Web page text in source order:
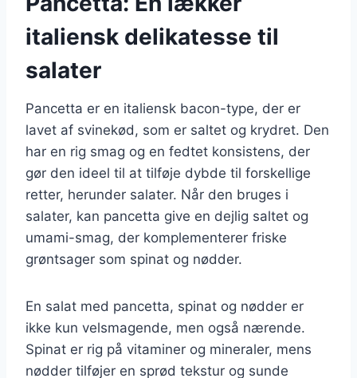
italiensk delikatesse til
salater
Pancetta er en italiensk bacon-type, der er
lavet af svinekød, som er saltet og krydret. Den
har en rig smag og en fedtet konsistens, der
gør den ideel til at tilføje dybde til forskellige
retter, herunder salater. Når den bruges i
salater, kan pancetta give en dejlig saltet og
umami-smag, der komplementerer friske
grøntsager som spinat og nødder.
En salat med pancetta, spinat og nødder er
ikke kun velsmagende, men også nærende.
Spinat er rig på vitaminer og mineraler, mens
nødder tilføjer en sprød tekstur og sunde